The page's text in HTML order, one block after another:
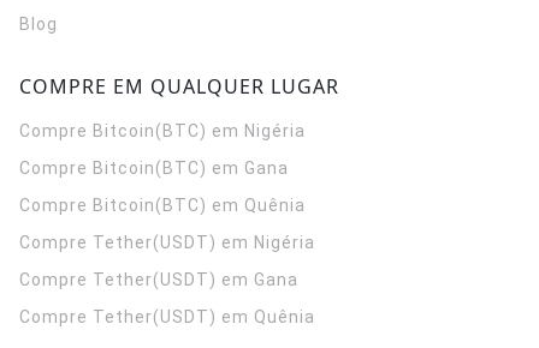
Blog
COMPRE EM QUALQUER LUGAR
Compre Bitcoin(BTC) em Nigéria
Compre Bitcoin(BTC) em Gana
Compre Bitcoin(BTC) em Quênia
Compre Tether(USDT) em Nigéria
Compre Tether(USDT) em Gana
Compre Tether(USDT) em Quênia